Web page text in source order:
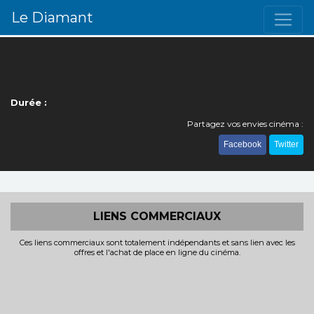
Le Diamant
Durée :
Partagez vos envies cinéma :
Facebook Twitter
LIENS COMMERCIAUX
Ces liens commerciaux sont totalement indépendants et sans lien avec les
offres et l'achat de place en ligne du cinéma.